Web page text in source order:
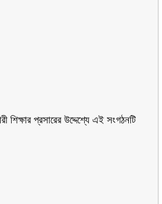
প্রসারের উদ্দেশ্যে এই সংগঠনটি